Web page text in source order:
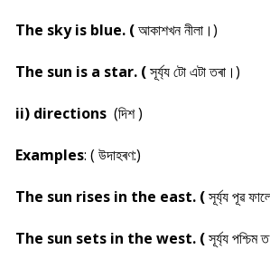
The sky is blue. (আকাশখন নীলা।)
The sun is a star. (সূৰ্য্য টো এটা তৰা।)
ii) directions (দিশ )
Examples: (উদাহৰণ:)
The sun rises in the east. (সূৰ্য্য পূৱ
The sun sets in the west. (সূৰ্য্য পশ্চিম